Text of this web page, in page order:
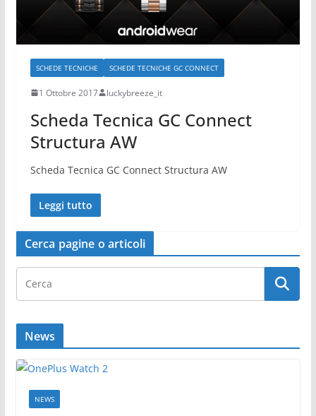
SCHEDE TECNICHE SCHEDE TECNICHE GC CONNECT
1 Ottobre 2017 luckybreeze_it
Scheda Tecnica GC Connect
Structura AW
Scheda Tecnica GC Connect Structura AW
Leggi tutto
Cerca pagine o articoli
News
NEWS